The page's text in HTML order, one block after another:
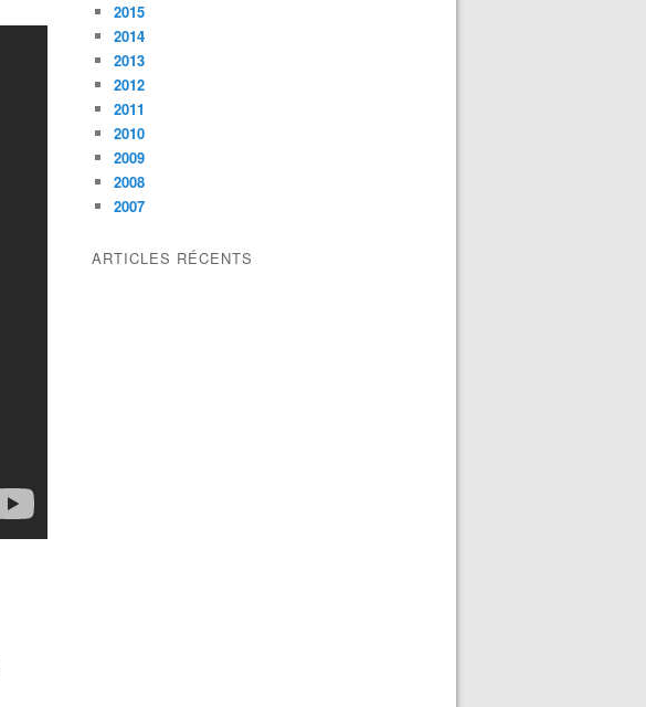
2015
2014
2013
2012
2011
2010
2009
2008
2007
ARTICLES RÉCENTS